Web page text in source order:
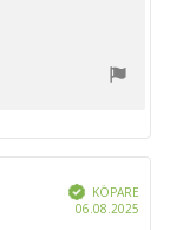
Bekräftad
KÖPARE
06.08.2025